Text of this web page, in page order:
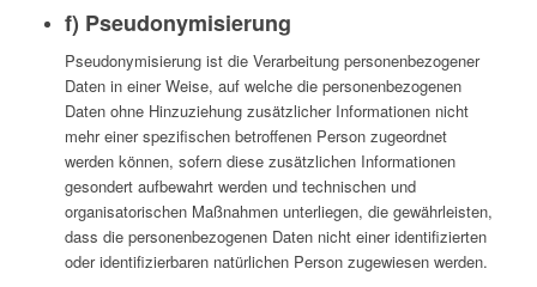
f) Pseudonymisierung
Pseudonymisierung ist die Verarbeitung personenbezogener
Daten in einer Weise, auf welche die personenbezogenen
Daten ohne Hinzuziehung zusätzlicher Informationen nicht
mehr einer spezifischen betroffenen Person zugeordnet
werden können, sofern diese zusätzlichen Informationen
gesondert aufbewahrt werden und technischen und
organisatorischen Maßnahmen unterliegen, die gewährleisten,
dass die personenbezogenen Daten nicht einer identifizierten
oder identifizierbaren natürlichen Person zugewiesen werden.